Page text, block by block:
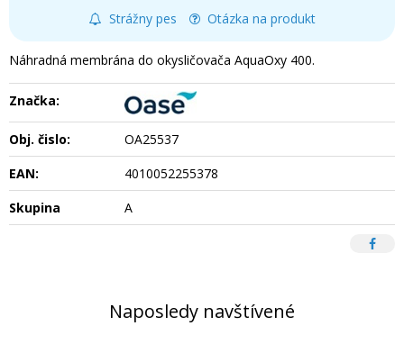
Strážny pes Otázka na produkt
Náhradná membrána do okysličovača AquaOxy 400.
Značka:
Obj. čislo:
OA25537
EAN:
4010052255378
Skupina
A
Naposledy navštívené